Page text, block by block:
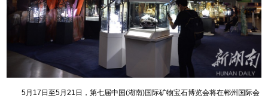
5月17日至5月21日，第七届中国(湖南)国际矿物宝石博览会将在郴州国际会